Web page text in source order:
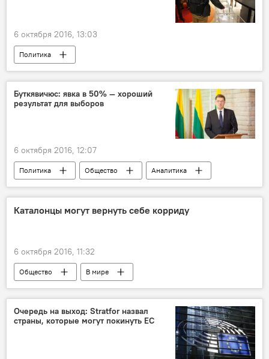
6 октября 2016, 13:03
Политика
Выборы в Сейм: осень — перемен восемь
Буткявичюс: явка в 50% — хороший
результат для выборов
6 октября 2016, 12:07
Политика Общество
Аналитика
Выборы в Сейм: осень — перемен восемь
Каталонцы могут вернуть себе корриду
6 октября 2016, 11:32
Общество В мире
Очередь на выход: Stratfor назвал
страны, которые могут покинуть ЕС